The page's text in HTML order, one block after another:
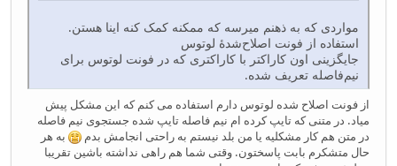
مواردی که به ذهنم میرسه که ممکنه کمک کنه اینا هستن.
استفاده از فونت اصلاح‌شدهٔ لوتوس
جایگزینی اون کاراکتر با کاراکتری که در فونت لوتوس برای
نیم‌فاصله تعریف شده.
از فونت اصلاح شده لوتوس دارم استفاده می کنم که این مشکل پیش
میاد. در متنی که تایپ کرده ام نیم فاصله تایپ شده جستجوی نیم فاصله
در متن هم کار مشکلیه یا من بلد نیستم به راحتی انجامش بدم
به هر
حال متشکرم بابت پاسختون. وقتی شما هم راهی نداشته باشین تقریبا